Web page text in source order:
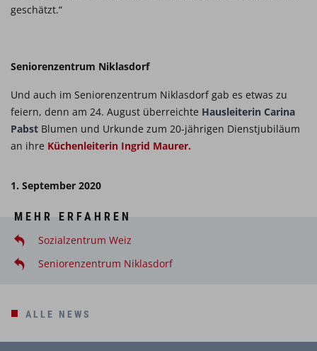
geschätzt.“
Seniorenzentrum Niklasdorf
Und auch im Seniorenzentrum Niklasdorf gab es etwas zu
feiern, denn am 24. August überreichte Hausleiterin Carina
Pabst Blumen und Urkunde zum 20-jährigen Dienstjubiläum
an ihre Küchenleiterin Ingrid Maurer.
1. September 2020
MEHR ERFAHREN
Sozialzentrum Weiz
Seniorenzentrum Niklasdorf
ALLE NEWS